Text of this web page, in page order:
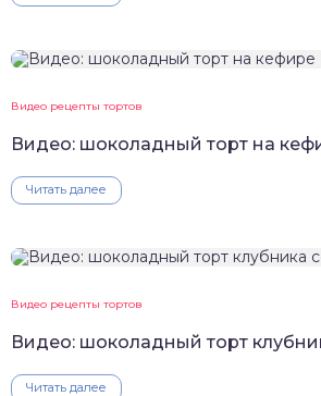
Видео рецепты тортов
Видео: шоколадный торт на
Читать далее
Видео рецепты тортов
Видео: шоколадный торт
Читать далее